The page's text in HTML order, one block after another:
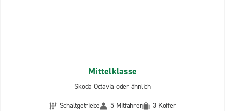
Mittelklasse
Skoda Octavia oder ähnlich
Schaltgetriebe
5 Mitfahrer 3 Koffer